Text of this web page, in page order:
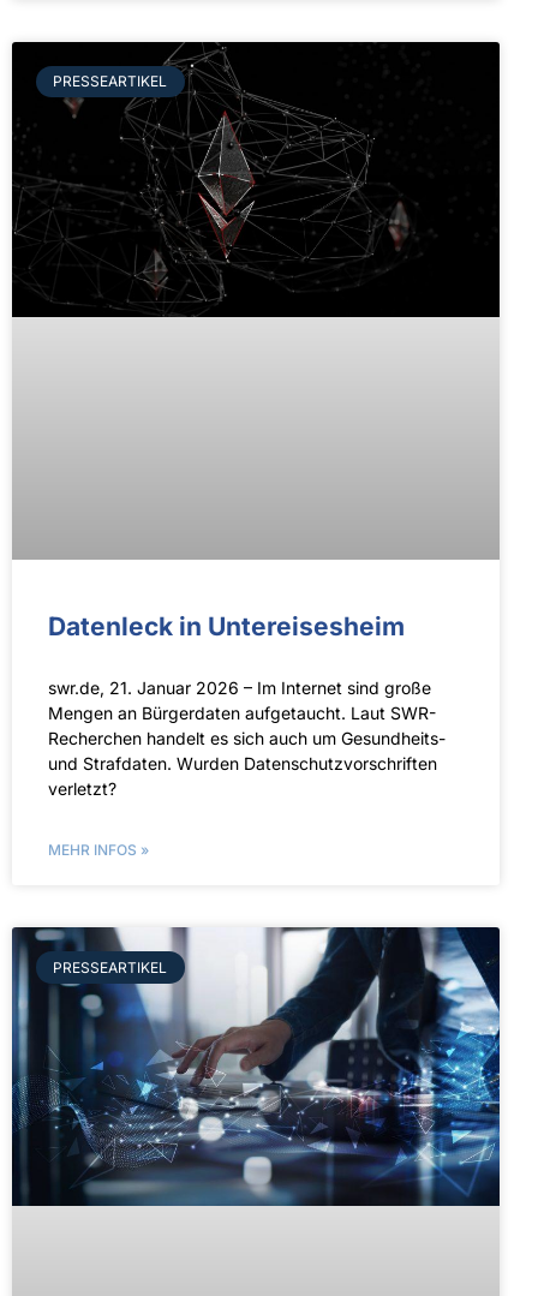
PRESSEARTIKEL
Daten­leck in Unter­eises­heim
swr.de, 21. Januar 2026 – Im Internet sind große
Mengen an Bürgerdaten aufgetaucht. Laut SWR-
Recherchen handelt es sich auch um Gesundheits-
und Strafdaten. Wurden Datenschutzvorschriften
verletzt?
MEHR INFOS »
PRESSEARTIKEL